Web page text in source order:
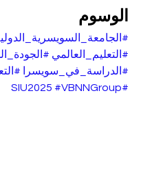
الوسوم
#التعليم_العالمي
#الدراسة_في_سويسرا
#SIU2025
#VBNNGroup